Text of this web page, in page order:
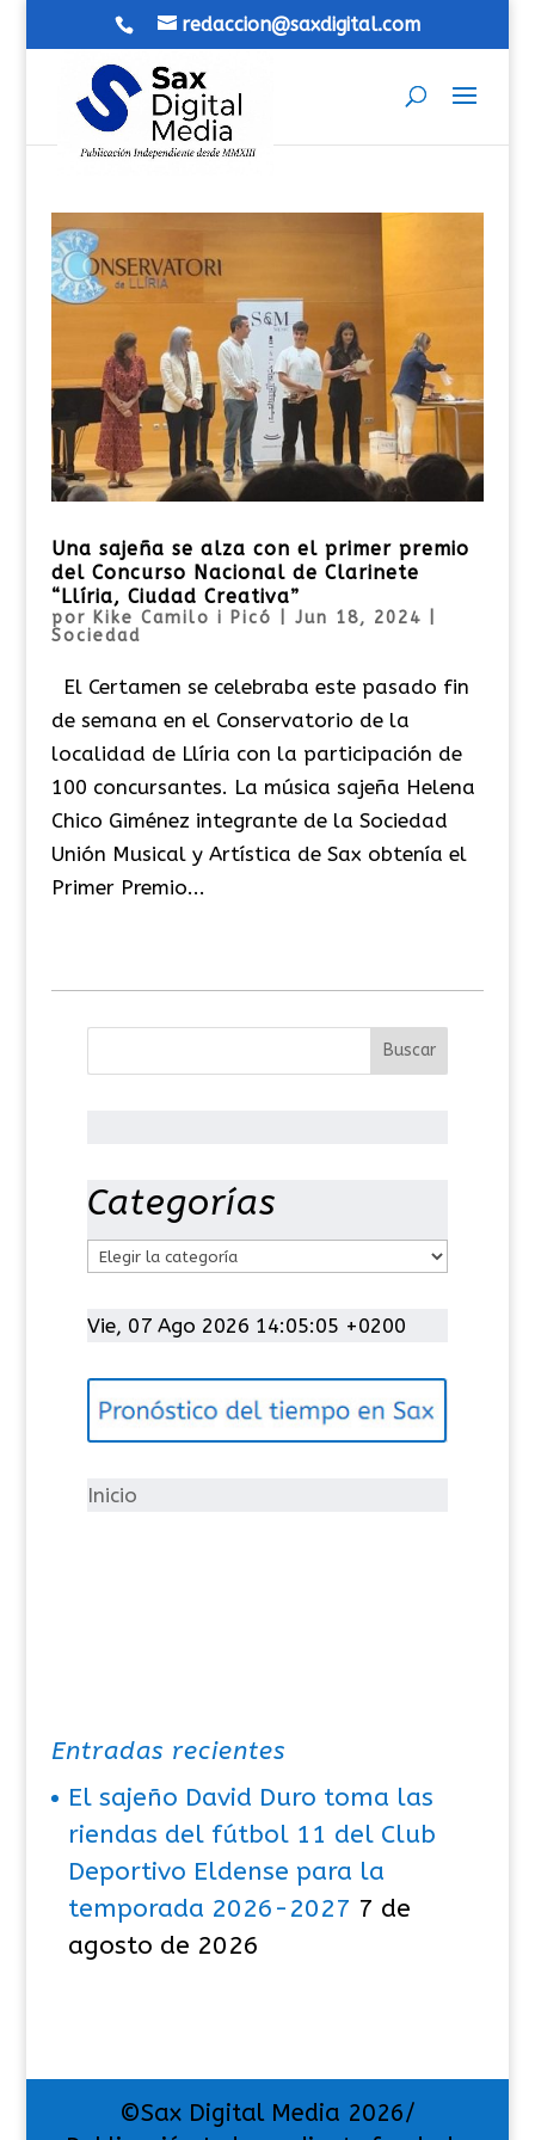
redaccion@saxdigital.com
Una sajeña se alza con el primer premio
del Concurso Nacional de Clarinete
“Llíria, Ciudad Creativa”
por Kike Camilo i Picó Jun 18, 2024
Sociedad
El Certamen se celebraba este pasado fin
de semana en el Conservatorio de la
localidad de Llíria con la participación de
100 concursantes. La música sajeña Helena
Chico Giménez integrante de la Sociedad
Unión Musical y Artística de Sax obtenía el
Primer Premio...
Categorías
t
g
í
Vie, 07 Ago 2026 14:05:05 +0200
Inicio
Entradas recientes
El sajeño David Duro toma las
riendas del fútbol 11 del Club
Deportivo Eldense para la
temporada 2026-2027 7 de
agosto de 2026
©Sax Digital Media 2026/